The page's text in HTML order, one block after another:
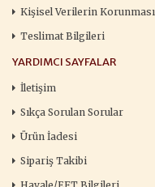
Kişisel Verilerin Korunması
Teslimat Bilgileri
YARDIMCI SAYFALAR
İletişim
Sıkça Sorulan Sorular
Ürün İadesi
Sipariş Takibi